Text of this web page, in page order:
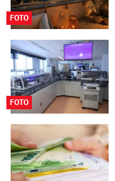
FOTO
FOTO